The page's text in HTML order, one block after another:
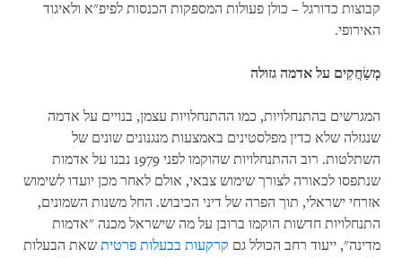
קבוצות כדורגל – כולן פעולות המספקות הכנסות לפיפ"א ולאיגוד
האירופי.
מְשַׂחֲקִים על אדמה גזולה
המגרשים בהתנחלויות, כמו ההתנחלויות עצמן, בנויים על אדמה
שנגזלה שלא כדין מפלסטינים באמצעות מנגנונים שונים של
השתלטות. רוב ההתנחלויות שהוקמו לפני 1979 נבנו על אדמות
שנתפסו לכאורה לצורך שימוש צבאי, אולם לאחר מכן יועדו לשימוש
אזרחי ישראלי, תוך הפרה של דיני הכיבוש. החל משנות השמונים,
התנחלויות חדשות הוקמו ברובן על מה שישראל מכנה "אדמות
מדינה", ייעוד רחב הכולל גם קרקעות בבעלות פרטית שאת הבעלות